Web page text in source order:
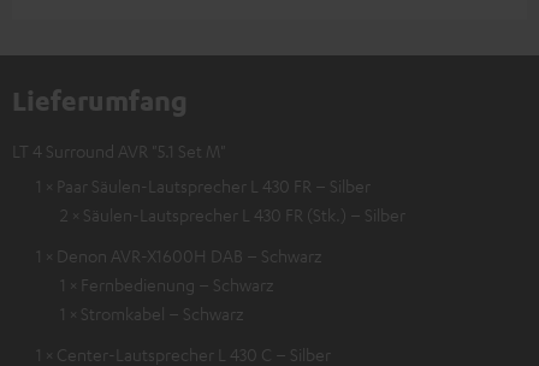
Lieferumfang
LT 4 Surround AVR "5.1 Set M"
1 × Paar Säulen-Lautsprecher L 430 FR – Silber
2 × Säulen-Lautsprecher L 430 FR (Stk.) – Silber
1 × Denon AVR-X1600H DAB – Schwarz
1 × Fernbedienung – Schwarz
1 × Stromkabel – Schwarz
1 × Center-Lautsprecher L 430 C – Silber